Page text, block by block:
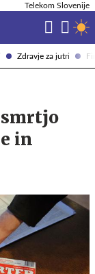
Zdravje za jutri
Telekom Slovenije
smrtjo
in